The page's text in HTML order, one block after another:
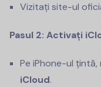
Vizitați site-ul
Pasul 2: Activați
Pe iPhone-ul țintă,
iCloud.